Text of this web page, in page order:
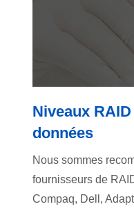
Niveaux
données
Nous sommes
fournisseurs de
Compaq, Dell,